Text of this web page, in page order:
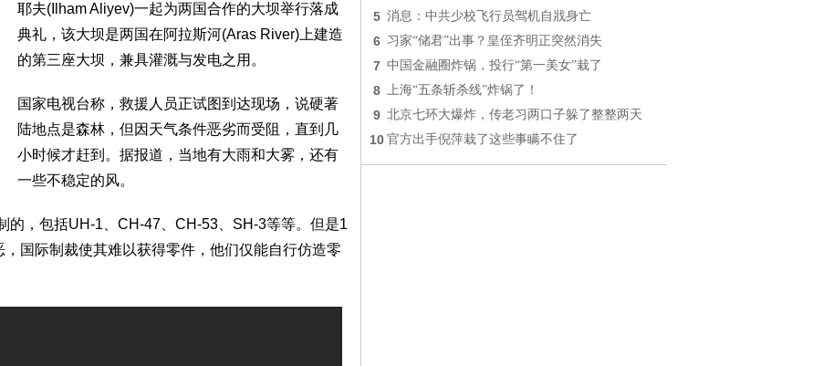
耶夫(Ilham Aliyev)一起为两国合作的大坝举行落成
典礼，该大坝是两国在阿拉斯河(Aras River)上建造
的第三座大坝，兼具灌溉与发电之用。
国家电视台称，救援人员正试图到达现场，说硬著
陆地点是森林，但因天气条件恶劣而受阻，直到几
小时候才赶到。据报道，当地有大雨和大雾，还有
一些不稳定的风。
的，包括UH-1、CH-47、CH-53、SH-3等等。但是1
国际制裁使其难以获得零件，他们仅能自行仿造零
5 消息：中共少校飞行员驾机自戕身亡
6 习家“储君”出事？皇侄齐明正突然消失
7 中国金融圈炸锅，投行“第一美女”栽了
8 上海“五条斩杀线”炸锅了！
9 北京七环大爆炸，传老习两口子躲了整整两天
10 官方出手倪萍栽了这些事瞒不住了